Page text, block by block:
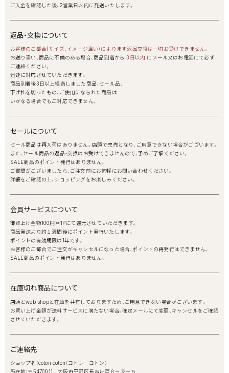
ご入金を確認した後、2営業日以内に発送いたします。
返品・交換について
お客様のご都合(サイズ、イメージ違い）によります返品交換は一切お受けできません。
お送り違い、商品に不備のある場合、商品到着から3日以内 にメール又はお電話にて必ず
ご連絡ください。
迅速に対応させていただきます。
商品到着後3日以上経過しました商品、セール品、
下げ札を切ったもの、ご使用になられた商品は
いかなる場合でもご対応できません。
セールについて
セール商品は再入荷はありません。店頭で完売となり、ご用意できない場合がございます。
また、セール商品の返品・交換はお受けできませんので、予めご了承ください。
SALE商品のポイント発行はありません。
ご質問がございましたら、ご注文前にお気軽にお問い合わせください。
詳細をご確認の上、ショッピングをお楽しみください。
会員サービスについて
御買上げ金額100円＝1Pにて還元させていただきます。
商品発送より約１週間後にポイント発行いたします。
ポイントの有効期限は1年です。
お客様のご都合でご注文がキャンセルになった場合、ポイントの再発行はできません。
SALE商品のポイント発行はありません。
在庫切れ商品について
店頭とweb shopと在庫を共有しておりますため、ご用意できない場合がございます。
お買い上げ金額が送料サービスに満たない場合、確定メールにて変更、キャンセルをご確認
させていただきます。
ご連絡先
ショップ名：coton coton（コトン コトン）
所在地：〒5470011 大阪市平野区長吉出戸８－９－５